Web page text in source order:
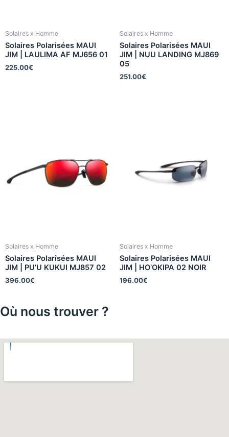
Solaires x Homme
Solaires Polarisées MAUI
JIM | LAULIMA AF MJ656 01
225.00€
Solaires x Homme
Solaires Polarisées MAUI
JIM | NUU LANDING MJ869
05
251.00€
Solaires x Homme
Solaires Polarisées MAUI
JIM | PU’U KUKUI MJ857 02
396.00€
Solaires x Homme
Solaires Polarisées MAUI
JIM | HO’OKIPA 02 NOIR
196.00€
Où nous trouver ?